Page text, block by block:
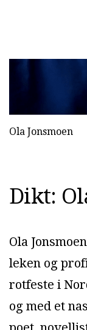
Ola Jonsmoen
Dikt:
Ola
leken og
rotfeste i
og med et